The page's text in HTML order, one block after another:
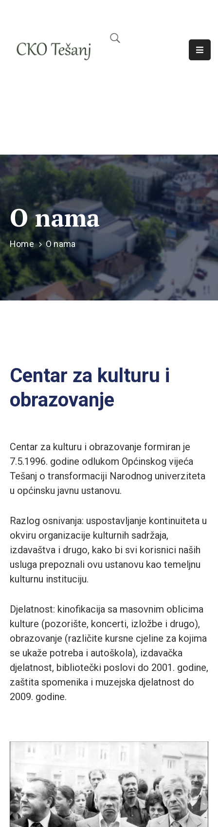
Nama
O nama
Home O nama
Centar za kulturu i
obrazovanje
Centar za kulturu i obrazovanje formiran je
7.5.1996. godine odlukom Općinskog vijeća
Tešanj o transformaciji Narodnog univerziteta
u općinsku javnu ustanovu.
Razlog osnivanja: uspostavljanje kontinuiteta u
okviru organizacije kulturnih sadržaja,
izdavaštva i drugo, kako bi svi korisnici naših
usluga prepoznali ovu ustanovu kao temeljnu
kulturnu instituciju.
Djelatnost: kinofikacija sa masovnim oblicima
kulture (pozorište, koncerti, izložbe i drugo),
obrazovanje (različite kursne cjeline za kojima
se ukaže potreba i autoškola), izdavačka
djelatnost, bibliotečki poslovi do 2001. godine,
zaštita spomenika i muzejska djelatnost do
2009. godine.